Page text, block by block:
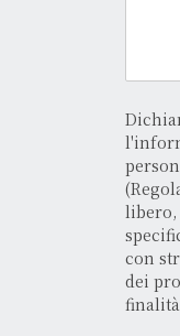
libero,
con
dei